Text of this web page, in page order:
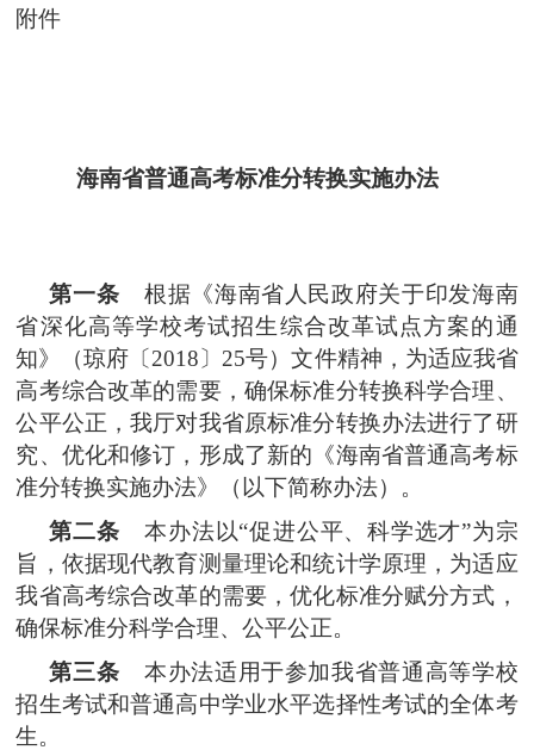
附件
海南省普通高考标准分转换实施办法
第一条 根据《海南省人民政府关于印发海南
省深化高等学校考试招生综合改革试点方案的通
知》（琼府〔2018〕25号）文件精神，为适应我省
高考综合改革的需要，确保标准分转换科学合理、
公平公正，我厅对我省原标准分转换办法进行了研
究、优化和修订，形成了新的《海南省普通高考标
准分转换实施办法》（以下简称办法）。
第二条 本办法以“促进公平、科学选才”为宗
旨，依据现代教育测量理论和统计学原理，为适应
我省高考综合改革的需要，优化标准分赋分方式，
确保标准分科学合理、公平公正。
第三条 本办法适用于参加我省普通高等学校
招生考试和普通高中学业水平选择性考试的全体考
生。